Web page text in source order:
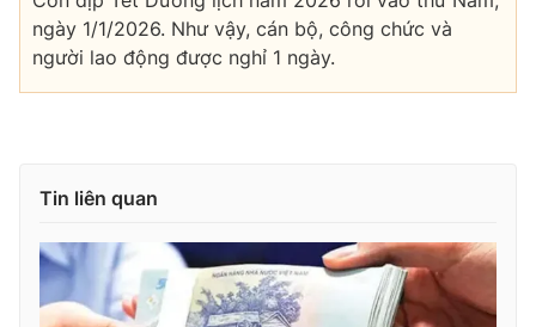
ngày 1/1/2026. Như vậy, cán bộ, công chức và
người lao động được nghỉ 1 ngày.
Tin liên quan